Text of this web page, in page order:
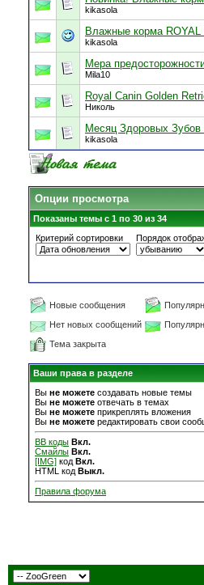
kikasola
Влажные корма ROYAL
kikasola
Мера
Mila10
Royal Canin Golden
Николь
Месяц Здоровых Зубов
kikasola
Опции просмотра
Показаны темы с 1 по 30 из 34
Критерий сортировки
Порядок
Новые сообщения
Нет новых сообщений
Тема закрыта
Ваши права в разделе
Вы не можете создавать новые темы
Вы не можете отвечать в темах
Вы не можете прикреплять вложения
Вы не можете редактировать свои
BB коды Вкл.
Смайлы Вкл.
[IMG] код Вкл.
HTML код Выкл.
Правила форума